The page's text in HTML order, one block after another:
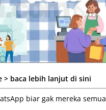
> baca lebih lanjut di sini
biar gak mereka semua